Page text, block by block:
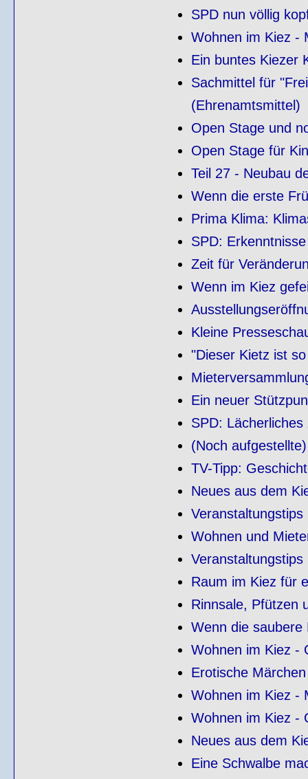
SPD nun völlig
Wohnen im Kiez -
Ein buntes Kiezer
Sachmittel für
(Ehrenamtsmittel)
Open Stage und
Open Stage für
Teil 27 - Neubau
Wenn die erste
Prima Klima:
SPD:
Zeit für
Wenn im Kiez
Kleine
"Dieser Kietz ist
Ein neuer
SPD:
(Noch
TV-Tipp:
Neues aus dem
Wohnen und
Raum im Kiez für
Rinnsale, Pfützen
Wenn die saubere
Wohnen im Kiez -
Erotische
Wohnen im Kiez -
Wohnen im Kiez -
Neues aus dem
Eine Schwalbe